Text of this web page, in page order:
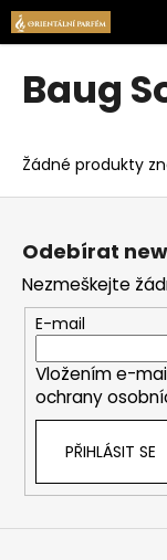
Přejít
na
obsah
Baug
Žádné produkty
K
o
o
p
o
t
ř
e
b
e
n
a
Z
Odebírat
Nezmeškejte
E-mail
Vložením e-
ochrany
PŘIHLÁSIT SE